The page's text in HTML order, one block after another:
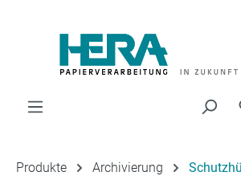
Produkte Archivierung